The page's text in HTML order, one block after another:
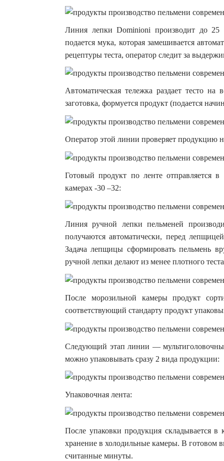
Линия лепки Dominioni производит до
подается мука, которая замешивается
рецептуры теста, оператор следит за
Автоматическая тележка раздает тесто на
заготовка, формуется продукт (подается
Оператор этой линии проверяет продукцию
Готовый продукт по ленте отправляется
камерах -30 –32:
Линия ручной лепки пельменей
получаются автоматически, перед
Задача лепщицы сформировать пельмень
ручной лепки делают из менее плотного
После морозильной камеры продукт
соответствующий стандарту продукт
Следующий этап линии —
можно упаковывать сразу 2 вида продукции:
Упаковочная лента:
После упаковки продукция складывается
хранение в холодильные камеры. В готовом
считанные минуты.